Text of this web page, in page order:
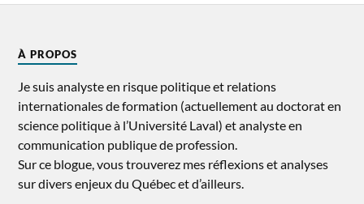
À PROPOS
Je suis analyste en risque politique et relations
internationales de formation (actuellement au doctorat en
science politique à l’Université Laval) et analyste en
communication publique de profession.
Sur ce blogue, vous trouverez mes réflexions et analyses
sur divers enjeux du Québec et d’ailleurs.